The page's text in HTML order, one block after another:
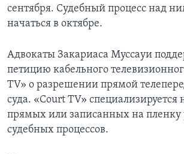
Learning English
СОЦИАЛЬНЫЕ СЕТИ
сентября. Судебный процесс над
начаться в октябре.
Адвокаты Закариаса Муссауи
петицию кабельного
TV» о разрешении прямой
суда. «Court TV» специализируется
прямых или записанных на пленку
судебных процессов.